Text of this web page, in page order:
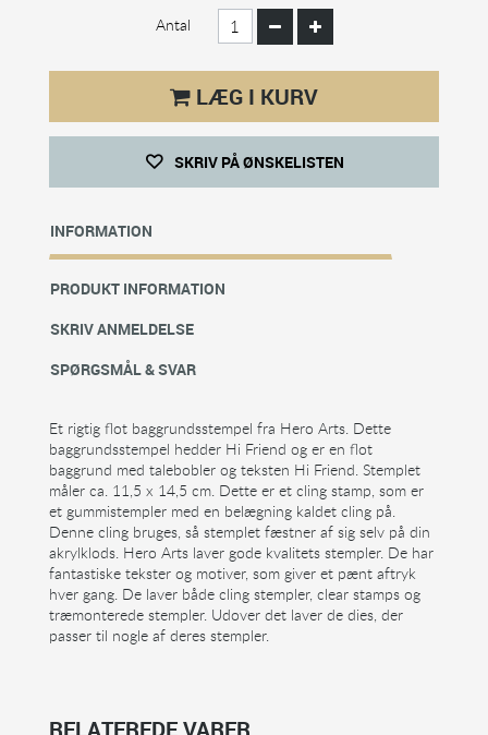
Antal
LÆG I KURV
SKRIV PÅ ØNSKELISTEN
INFORMATION
PRODUKT INFORMATION
SKRIV ANMELDELSE
SPØRGSMÅL & SVAR
Et rigtig flot baggrundsstempel fra Hero Arts. Dette
baggrundsstempel hedder Hi Friend og er en flot
baggrund med talebobler og teksten Hi Friend. Stemplet
måler ca. 11,5 x 14,5 cm. Dette er et cling stamp, som er
et gummistempler med en belægning kaldet cling på.
Denne cling bruges, så stemplet fæstner af sig selv på din
akrylklods. Hero Arts laver gode kvalitets stempler. De har
fantastiske tekster og motiver, som giver et pænt aftryk
hver gang. De laver både cling stempler, clear stamps og
træmonterede stempler. Udover det laver de dies, der
passer til nogle af deres stempler.